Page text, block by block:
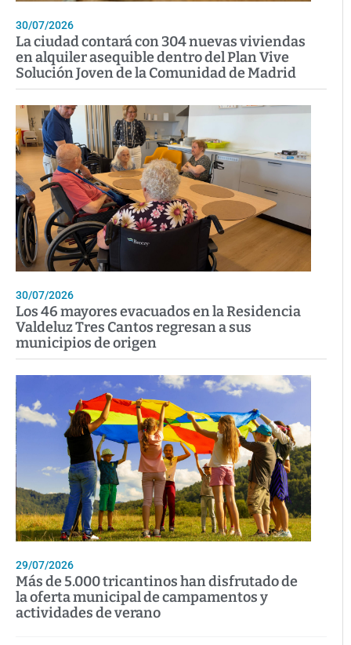
30/07/2026
La ciudad contará con 304 nuevas viviendas
en alquiler asequible dentro del Plan Vive
Solución Joven de la Comunidad de Madrid
30/07/2026
Los 46 mayores evacuados en la Residencia
Valdeluz Tres Cantos regresan a sus
municipios de origen
29/07/2026
Más de 5.000 tricantinos han disfrutado de
la oferta municipal de campamentos y
actividades de verano